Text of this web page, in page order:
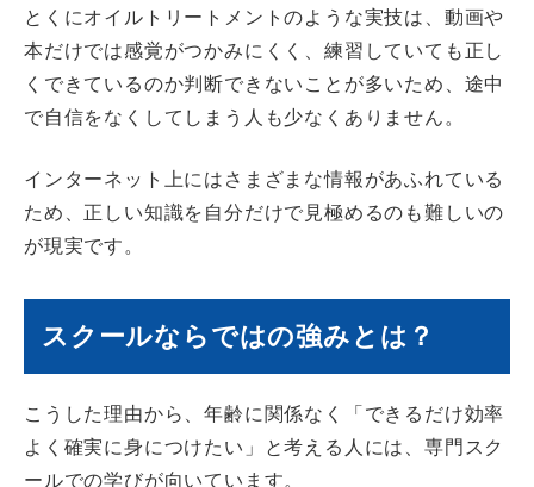
とくにオイルトリートメントのような実技は、動画や
本だけでは感覚がつかみにくく、練習していても正し
くできているのか判断できないことが多いため、途中
で自信をなくしてしまう人も少なくありません。
インターネット上にはさまざまな情報があふれている
ため、正しい知識を自分だけで見極めるのも難しいの
が現実です。
スクールならではの強みとは？
こうした理由から、年齢に関係なく「できるだけ効率
よく確実に身につけたい」と考える人には、専門スク
ールでの学びが向いています。